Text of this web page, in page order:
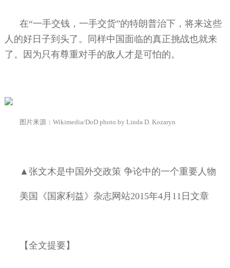
在“一手交钱，一手交货”的特朗普治下，将来这些
人的好日子到头了。同样中国面临的真正挑战也就来
了。因为只有尊重对手的敌人才是可怕的。
图片来源：Wikimedia/DoD photo by Linda D. Kozaryn
▲张文木是中国外交政策 争论中的一个重要人物
美国《国家利益》杂志网站2015年4 月 11 日文章
【全文提要】